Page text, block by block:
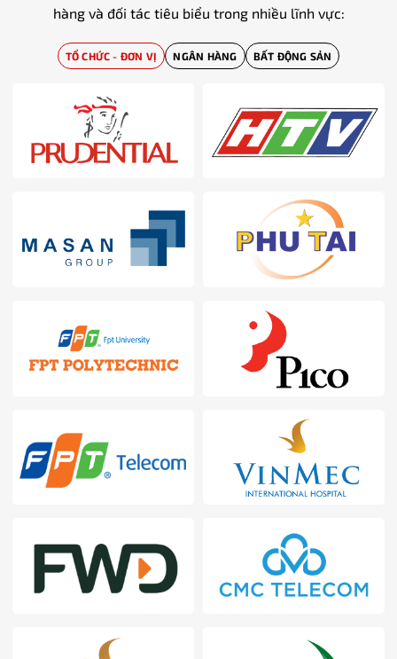
hàng và đối tác tiêu biểu trong nhiều lĩnh vực:
TỔ CHỨC - ĐƠN VỊ NGÂN HÀNG BẤT ĐỘNG SẢN